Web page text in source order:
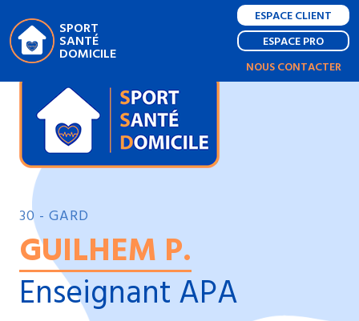
SPORT
SANTÉ
DOMICILE
ESPACE CLIENT
ESPACE PRO
NOUS CONTACTER
30 - GARD
GUILHEM P.
Enseignant APA